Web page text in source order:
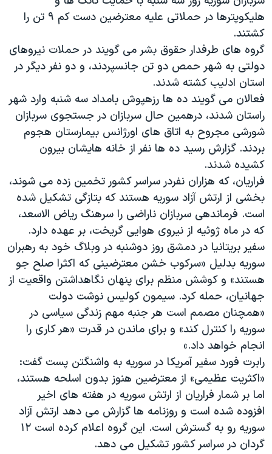
هلیکوپترها در حملاتی علیه معترضین دست کم ۹ تن را
کشتند.
گروه های طرفدار حقوق بشر می گویند در حملات نیروهای
دولتی به شهر حمص دو تن جانسپردند، و دو نفر دیگر در
استان ادلیب کشته شدند.
فعالان می گویند ده ها رزهپوش بامداد سه شنبه وارد شهر
راستان شدند، درهمین حال سربازان در جستجوی سربازان
شورشی مجروح به اتاق های اورژانس بیمارستان هجوم
بردند. گزارش رسید ده ها نفر از خانه هایشان بیرون
کشیده شدند.
فراریان، که هزاران نفردر سراسر کشور تخمین زده می شوند،
بخشی از ارتش آزاد سوریه هستند که بتازگی تشکیل شده
است. فرماندهی سربازان ناراضی را سرهنگ ریاض الاسعد،
که در ماه ژوئیه از نیروی هوایی گریخت، بر عهده دارد.
سفیر بریتانیا در دمشق روز دوشنبه در وبلاگ خود به رهبران
سوریه بدلیل «سرکوب خشن معترضینی که اکثرا صلح جو
هستند» و کوشش منظم برای پنهان نگاهداشتن واقعیت از
جهانیان، حمله کرد. سیمون کولیس نوشت دولت
«همچنان مصمم است هر جنبه مهم زندگی سیاسی در
سوریه را کنترل کند» و برای ماندن در قدرت «هر کاری را
انجام خواهد داد.»
رابرت فورد سفیر آمریکا در سوریه به واشنگتن پست گفت:
«اکثریت عظیمی» از معترضین هنوز بدون اسلحه هستند،
اما بر شمار فراریان از ارتش سوریه در هفته های اخیر
افزوده شده است و روزنامه ها گزارش می دهد ارتش آزاد
سوریه رو به گسترش است. این گروه اعلام کرده است ۱۲
گردان در سراسر کشور تشکیل می دهد.